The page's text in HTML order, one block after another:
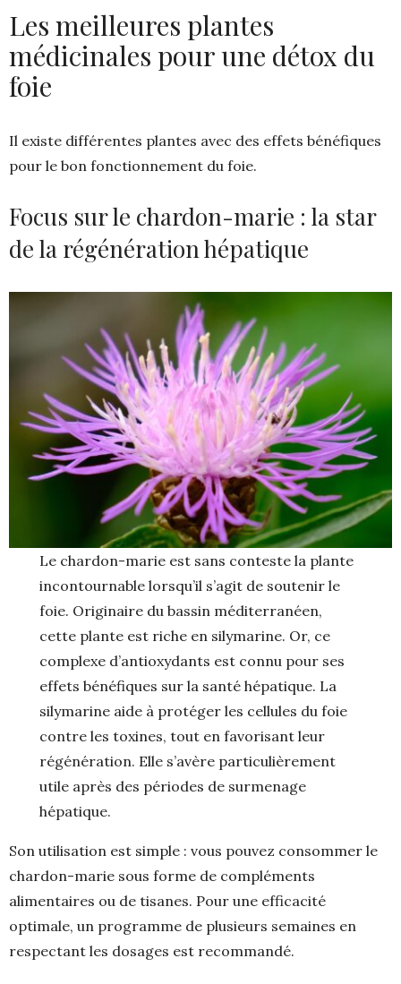
Les meilleures plantes
médicinales pour une détox du
foie
Il existe différentes plantes avec des effets bénéfiques
pour le bon fonctionnement du foie.
Focus sur le chardon-marie : la star
de la régénération hépatique
Le chardon-marie est sans conteste la plante
incontournable lorsqu’il s’agit de soutenir le
foie. Originaire du bassin méditerranéen,
cette plante est riche en silymarine. Or, ce
complexe d’antioxydants est connu pour ses
effets bénéfiques sur la santé hépatique. La
silymarine aide à protéger les cellules du foie
contre les toxines, tout en favorisant leur
régénération. Elle s’avère particulièrement
utile après des périodes de surmenage
hépatique.
Son utilisation est simple : vous pouvez consommer le
chardon-marie sous forme de compléments
alimentaires ou de tisanes. Pour une efficacité
optimale, un programme de plusieurs semaines en
respectant les dosages est recommandé.